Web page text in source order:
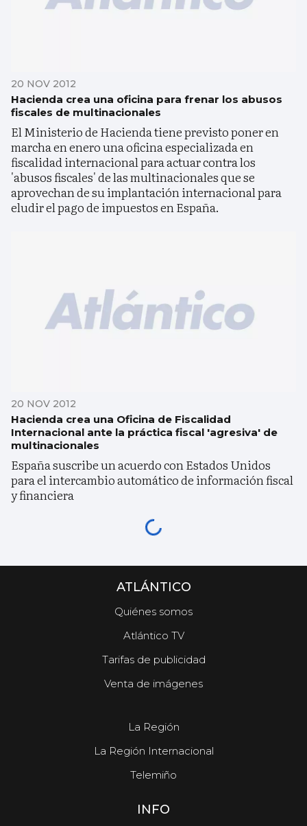
20 NOV 2012
Hacienda crea una oficina para frenar los abusos
fiscales de multinacionales
El Ministerio de Hacienda tiene previsto poner en
marcha en enero una oficina especializada en
fiscalidad internacional para actuar contra los
'abusos fiscales' de las multinacionales que se
aprovechan de su implantación internacional para
eludir el pago de impuestos en España.
20 NOV 2012
Hacienda crea una Oficina de Fiscalidad
Internacional ante la práctica fiscal 'agresiva' de
multinacionales
España suscribe un acuerdo con Estados Unidos
para el intercambio automático de información fiscal
y financiera
ATLÁNTICO
Quiénes somos
Atlántico TV
Tarifas de publicidad
Venta de imágenes
La Región
La Región Internacional
Telemiño
INFO